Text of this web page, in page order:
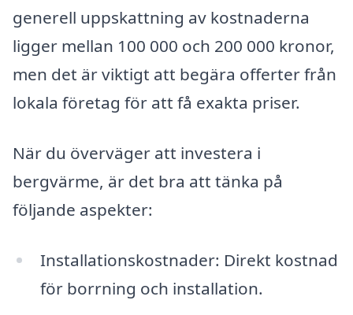
generell uppskattning av kostnaderna
ligger mellan 100 000 och 200 000 kronor,
men det är viktigt att begära offerter från
lokala företag för att få exakta priser.
När du överväger att investera i
bergvärme, är det bra att tänka på
följande aspekter:
Installationskostnader: Direkt kostnad
för borrning och installation.